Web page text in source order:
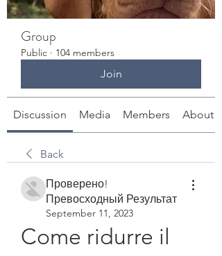
Group
Public · 104 members
Join
Discussion Media Members About
Back
Проверено!
Превосходный Результат
September 11, 2023
Come ridurre il